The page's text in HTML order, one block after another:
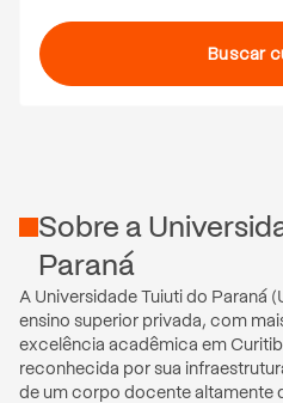
Buscar
Sobre a
Paraná
A Universidade Tuiuti do Paraná
ensino superior privada, com
excelência acadêmica em
reconhecida por sua
de um corpo docente altamente